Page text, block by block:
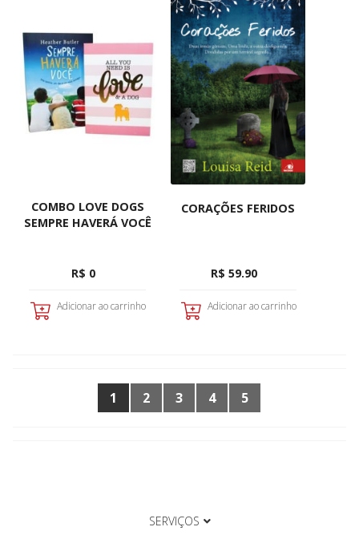
COMBO LOVE DOGS
SEMPRE HAVERÁ VOCÊ
R$ 0
Adicionar ao carrinho
CORAÇÕES FERIDOS
R$ 59.90
Adicionar ao carrinho
1 2 3 4 5
SERVIÇOS